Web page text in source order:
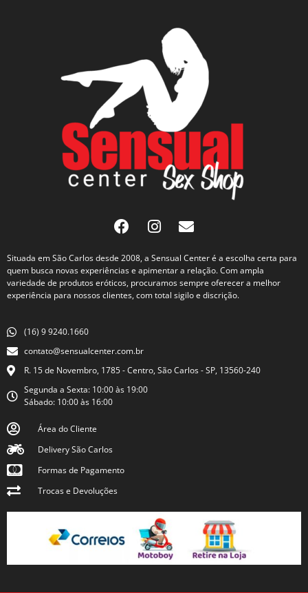
Situada em São Carlos desde 2008, a Sensual Center é a escolha certa para
quem busca novas experiências e apimentar a relação. Com ampla
variedade de produtos eróticos, procuramos sempre oferecer a melhor
experiência para nossos clientes, com total sigilo e discrição.
(16) 9 9240.1660
contato@sensualcenter.com.br
R. 15 de Novembro, 1785 - Centro, São Carlos - SP, 13560-240
Segunda a Sexta: 10:00 às 19:00
Sábado: 10:00 às 16:00
Área do Cliente
Delivery São Carlos
Formas de Pagamento
Trocas e Devoluções